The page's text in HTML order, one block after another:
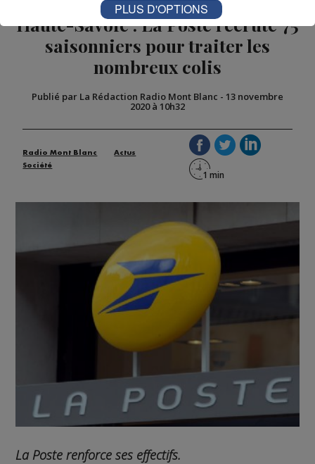
Haute-Savoie : La Poste recrute 75
saisonniers pour traiter les
nombreux colis
Publié par La Rédaction Radio Mont Blanc - 13 novembre
2020 à 10h32
Radio Mont Blanc
Actus
Société
La Poste renforce ses effectifs.
PLUS D'OPTIONS